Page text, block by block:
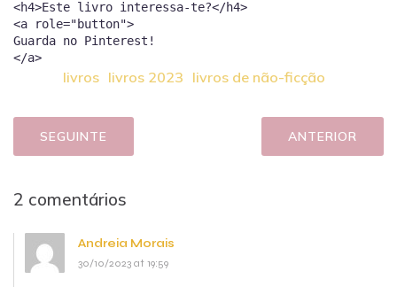
<h4>Este livro interessa-te?</h4>
<a role="button">
Guarda no Pinterest!
livros livros 2023 livros de não-ficção
SEGUINTE ANTERIOR
2 comentários
Andreia Morais
30/10/2023 at 19:59